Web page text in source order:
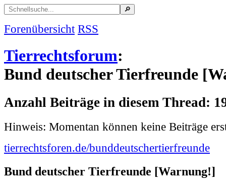
Forenübersicht RSS
Tierrechtsforum:
Bund deutscher Tierfreunde
Anzahl Beiträge in diesem Thread:
Hinweis: Momentan können keine Beiträge
tierrechtsforen.de/bunddeutschertierfreunde
Bund deutscher Tierfreunde [Warnung!]